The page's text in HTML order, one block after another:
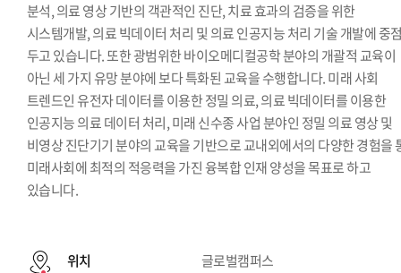
분석, 의료 영상 기반의 객관적인 진단, 치료 효과의 검증을 위한
시스템개발, 의료 빅데이터 처리 및 의료 인공지능 처리 기술 개발에 중
두고 있습니다. 또한 광범위한 바이오메디컬공학 분야의 개괄적 교육이
아닌 세 가지 유망 분야에 보다 특화된 교육을 수행합니다. 미래 사회
트렌드인 유전자 데이터를 이용한 정밀 의료, 의료 빅데이터를 이용한
인공지능 의료 데이터 처리, 미래 신수종 사업 분야인 정밀 의료 영상 및
비영상 진단기기 분야의 교육을 기반으로 교내외에서의 다양한 경험을
미래사회에 최적의 적응력을 가진 융복합 인재 양성을 목표로 하고
있습니다.
위치 글로벌캠퍼스